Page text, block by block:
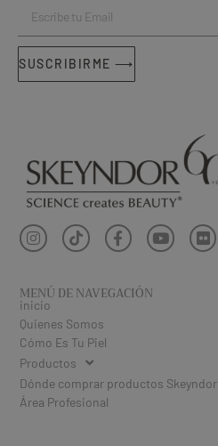
SUSCRIBIRME ⟶
MENÚ DE NAVEGACIÓN
inicio
Quienes Somos
Cómo Es Tu Piel
Productos
Dónde comprar productos Skeyndor
Área Profesional